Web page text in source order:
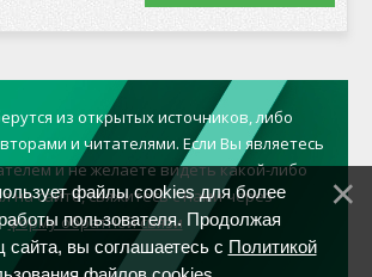
из открытых источников, либо
и читателями. Если Вы являетесь
и не желаете видеть какой-либо
на сайте, свяжитесь с нами через
форму обратной связи
файлы cookies для более
пользователя. Продолжая
сайта, вы соглашаетесь с Политикой